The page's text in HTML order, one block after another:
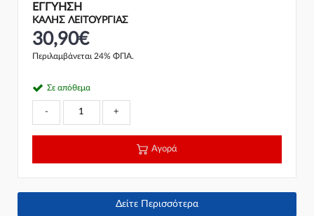
ΕΓΓΎΗΣΗ
ΚΑΛΗΣ ΛΕΙΤΟΥΡΓΙΑΣ
30,90€
Περιλαμβάνεται 24% ΦΠΑ.
Σε απόθεμα
- +
Αγορά
Δείτε Περισσότερα